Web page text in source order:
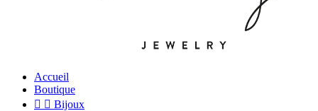
Accueil
Boutique
  Bijoux